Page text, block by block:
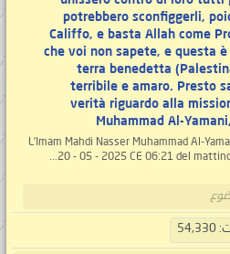
potrebbero sconfiggerli,
Califfo, e basta Allah come
che voi non sapete, e questa
terra benedetta
terribile e amaro. Presto
verità riguardo alla
Muhammad Al-
L’Imam Mahdi Nasser Muhammad Al-
20 - 05 - 2025 CE 06:21 del